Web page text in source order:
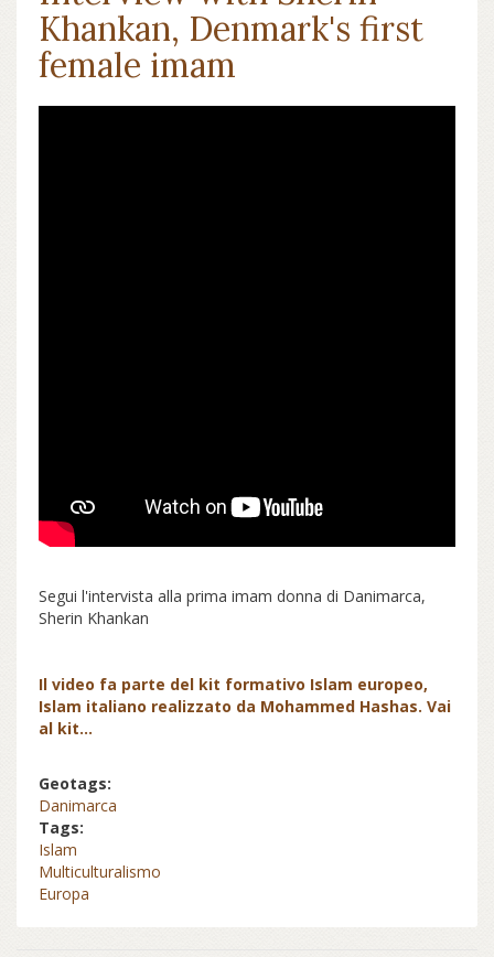
Khankan, Denmark's first
female imam
Segui l'intervista alla prima imam donna di Danimarca,
Sherin Khankan
Il video fa parte del kit formativo Islam europeo,
Islam italiano realizzato da Mohammed Hashas. Vai
al kit...
Geotags:
Danimarca
Tags:
Islam
Multiculturalismo
Europa